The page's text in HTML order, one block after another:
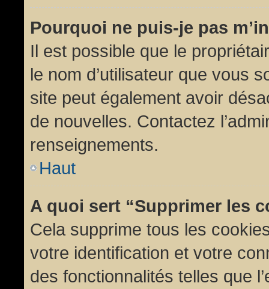
Pourquoi ne puis-je pas
Il est possible que le
le nom d’utilisateur que vous
site peut également avoir
de nouvelles. Contactez
renseignements.
Haut
A quoi sert “Supprimer les
Cela supprime tous les
votre identification et votre
des fonctionnalités telles que